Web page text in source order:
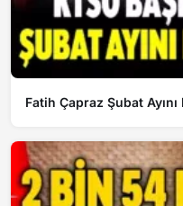
Fatih Çapraz Şubat